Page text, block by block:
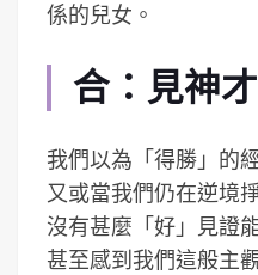
係的兒女。
合：見神
我們以為「得勝」的
又或當我們仍在逆境
沒有甚麼「好」見證
甚至感到我們這般主